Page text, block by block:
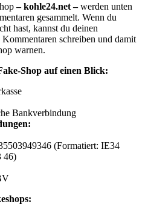
– kohle24.net –werden unten
gesammelt. Wenn du
hast, kannst du deinen
schreiben und damit
warnen.
Shop auf einen Blick:
Bankverbindung
(Formatiert: IE34
46)